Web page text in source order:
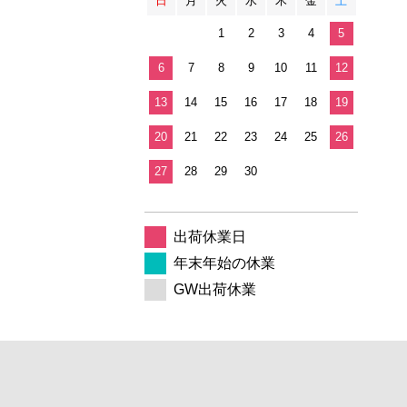
1 2 3 4 5
6 7 8 9 10 11 12
13 14 15 16 17 18 19
20 21 22 23 24 25 26
27 28 29 30
出荷休業日
年末年始の休業
GW出荷休業